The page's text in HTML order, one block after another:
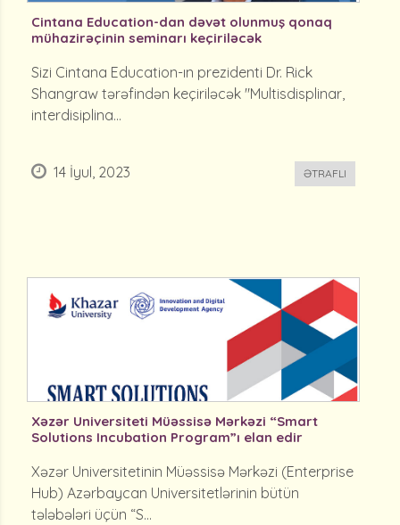
Cintana Education-dan dəvət olunmuş qonaq
mühazirəçinin seminarı keçiriləcək
Sizi Cintana Education-ın prezidenti Dr. Rick
Shangraw tərəfindən keçiriləcək "Multisdisplinar,
interdisiplina...
14 İyul, 2023 ƏTRAFLI
Xəzər Universiteti Müəssisə Mərkəzi “Smart
Solutions Incubation Program”ı elan edir
Xəzər Universitetinin Müəssisə Mərkəzi (Enterprise
Hub) Azərbaycan Universitetlərinin bütün
tələbələri üçün “S...